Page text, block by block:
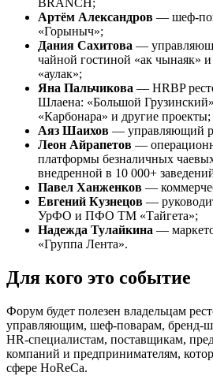
BRANCH;
Артём Александров — шеф-
«Горыныч»;
Дания Сахитова —
чайной гостиной «ак чынаяк»
«аулак»;
Яна Пальчикова — HRBP
Шлаена: «Большой
«Карбонара» и другие проекты;
Аяз Шаихов — управляющий
Леон Айрапетов —
платформы безналичных
внедренной в 10 000+
Павел Ханженков —
Евгений Кузнецов —
УрФО и ПФО ТМ «Тайгета»;
Надежда Тулайкина —
«Группа Лента».
Для кого это событие
Форум будет полезен владельцам
управляющим, шеф-поварам, бренд-
HR-специалистам, поставщикам,
компаний и предпринимателям,
сфере HoReCa.